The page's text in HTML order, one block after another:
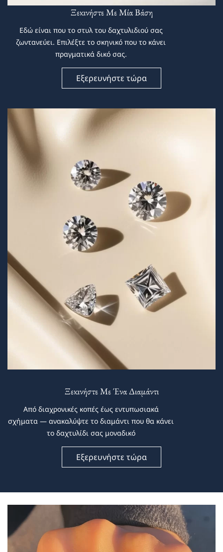
Ξεκινήστε Με Μία Βάση
Εδώ είναι που το στυλ του δαχτυλιδιού σας
ζωντανεύει. Επιλέξτε το σκηνικό που το κάνει
πραγματικά δικό σας.
Εξερευνήστε τώρα
Ξεκινήστε Με Ένα Διαμάντι
Από διαχρονικές κοπές έως εντυπωσιακά
σχήματα — ανακαλύψτε το διαμάντι που θα κάνει
το δαχτυλίδι σας μοναδικό
Εξερευνήστε τώρα